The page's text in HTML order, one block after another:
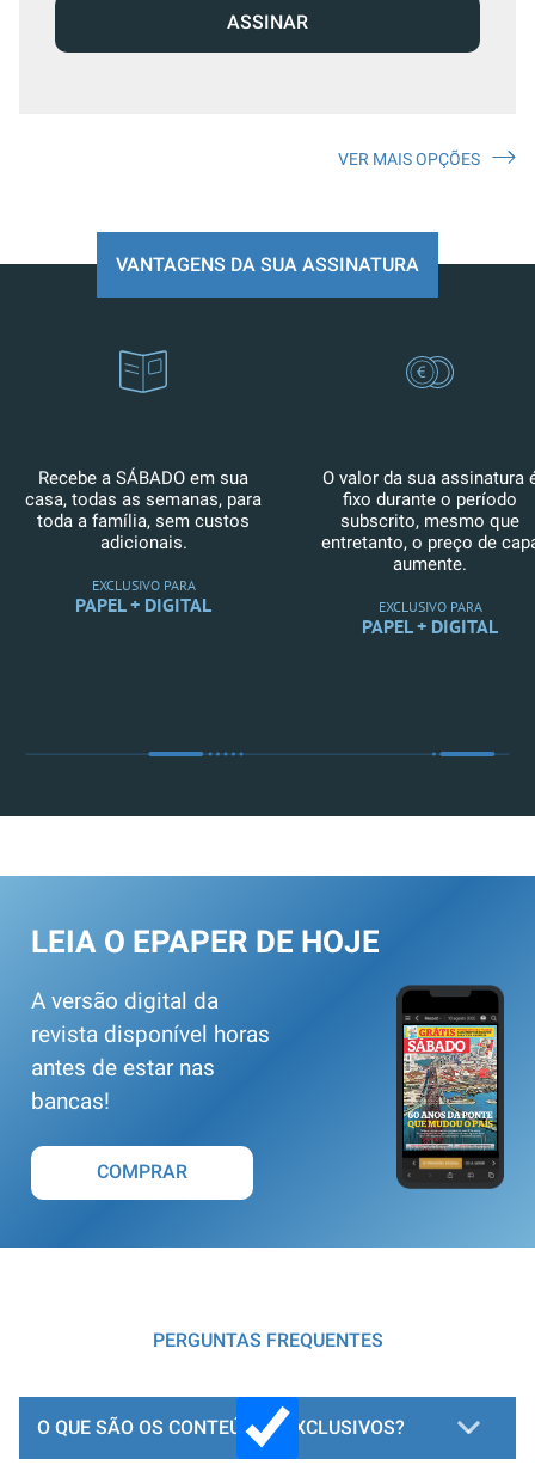
ASSINAR
VER MAIS OPÇÕES
VANTAGENS DA SUA ASSINATURA
Recebe a SÁBADO em sua
casa, todas as semanas, para
toda a família, sem custos
adicionais.
EXCLUSIVO PARA
PAPEL + DIGITAL
O valor da sua assinatura
fixo durante o período
subscrito, mesmo que
entretanto, o preço de
aumente.
EXCLUSIVO PARA
PAPEL + DIGITAL
LEIA O EPAPER DE HOJE
A versão digital da
revista disponível horas
antes de estar nas
bancas!
COMPRAR
PERGUNTAS FREQUENTES
O QUE SÃO OS CONTEÚDOS EXCLUSIVOS?